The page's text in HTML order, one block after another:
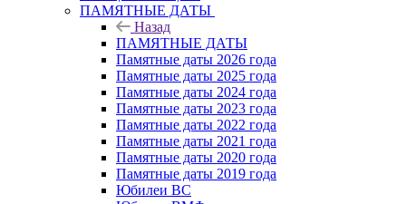
ПАМЯТНЫЕ ДАТЫ
Назад
ПАМЯТНЫЕ ДАТЫ
Памятные даты 2026 года
Памятные даты 2025 года
Памятные даты 2024 года
Памятные даты 2023 года
Памятные даты 2022 года
Памятные даты 2021 года
Памятные даты 2020 года
Памятные даты 2019 года
Юбилеи ВС